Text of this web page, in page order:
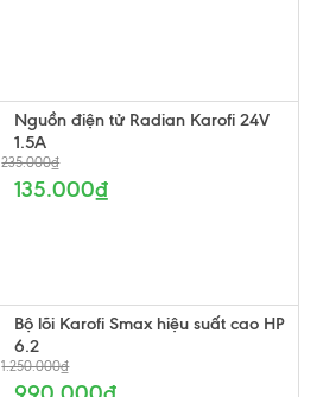
Nguồn điện tử Radian Karofi 24V
1.5A
235.000₫
135.000₫
Bộ lõi Karofi Smax hiệu suất cao HP
6.2
1.250.000₫